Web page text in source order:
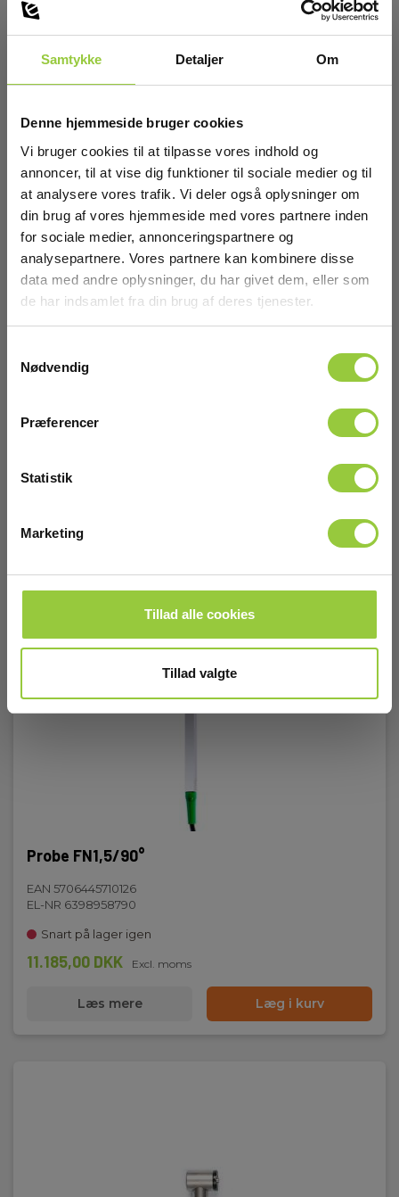
Samtykke Detaljer Om
Denne hjemmeside bruger cookies
Vi bruger cookies til at tilpasse vores indhold og
annoncer, til at vise dig funktioner til sociale medier og til
at analysere vores trafik. Vi deler også oplysninger om
din brug af vores hjemmeside med vores partnere inden
for sociale medier, annonceringspartnere og
analysepartnere. Vores partnere kan kombinere disse
data med andre oplysninger, du har givet dem, eller som
de har indsamlet fra din brug af deres tjenester.
Nødvendig
Præferencer
Statistik
Marketing
Tillad alle cookies
Tillad valgte
Probe N1,5
EAN 5706445710119
EL-NR 6398958787
Lav lagerbeholdning
3.895,00 DKK
Probe FN1,5/90°
EAN 5706445710126
EL-NR 6398958790
Snart på lager igen
11.185,00 DKK Excl. moms
Læs mere Læg i kurv